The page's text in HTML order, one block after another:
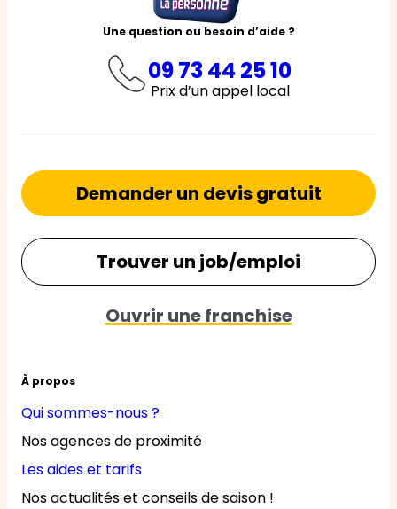
Une question ou besoin d’aide ?
09 73 44 25 10
Prix d’un appel local
À propos
Qui sommes-nous ?
Nos agences de proximité
Les aides et tarifs
Nos actualités et conseils de saison !
Demander un devis gratuit
Trouver un job/emploi
Ouvrir une franchise